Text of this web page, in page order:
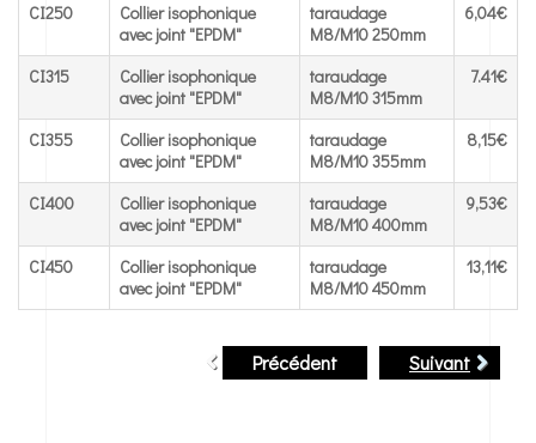
CI250
Collier isophonique
avec joint "EPDM"
taraudage
M8/M10 250mm
6,04€
CI315
Collier isophonique
avec joint "EPDM"
taraudage
M8/M10 315mm
7.41€
CI355
Collier isophonique
avec joint "EPDM"
taraudage
M8/M10 355mm
8,15€
CI400
Collier isophonique
avec joint "EPDM"
taraudage
M8/M10 400mm
9,53€
CI450
Collier isophonique
avec joint "EPDM"
taraudage
M8/M10 450mm
13,11€
Précédent Suivant